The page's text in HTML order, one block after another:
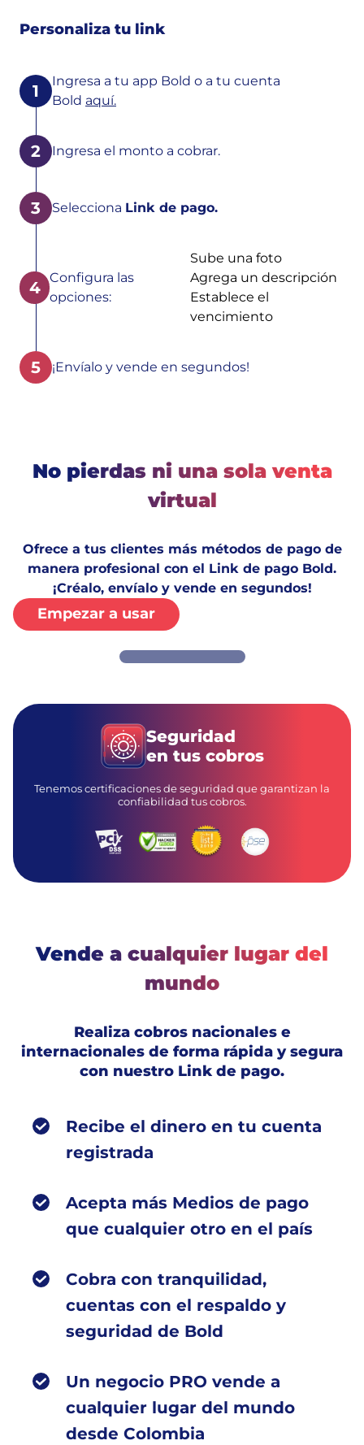
Personaliza tu link
1
Ingresa a tu app Bold o a tu cuenta
Bold aquí.
2 Ingresa el monto a cobrar.
3 Selecciona Link de pago.
4
Configura las
opciones:
Sube una foto
Agrega un descripción
Establece el
vencimiento
5 ¡Envíalo y vende en segundos!
No pierdas ni una sola venta
virtual
Ofrece a tus clientes más métodos de pago de
manera profesional con el Link de pago Bold.
¡Créalo, envíalo y vende en segundos!
Empezar a usar
Seguridad
en tus cobros
Tenemos certificaciones de seguridad que garantizan la
confiabilidad tus cobros.
Vende a cualquier lugar del
mundo
Realiza cobros nacionales e
internacionales de forma rápida y segura
con nuestro Link de pago.
Recibe el dinero en tu cuenta
registrada
Acepta más Medios de pago
que cualquier otro en el país
Cobra con tranquilidad,
cuentas con el respaldo y
seguridad de Bold
Un negocio PRO vende a
cualquier lugar del mundo
desde Colombia